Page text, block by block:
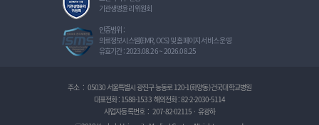
건
복
지
부
인
관
생
기관생명윤리 위원회
정
보
보
리
체
인증범위 :
의료정보시스템(EMR, OCS) 및 홈페이지 서비스 운영
유효기간 : 2023.08.26 ~ 2026.08.25
주소 : 05030 서울특별시 광진구 능동로 120-1(화양동) 건국대학교병원
대표전화 : 1588-1533해외전화 :82-2-2030-5114
사업자등록번호 : 207-82-02115 · 유광하